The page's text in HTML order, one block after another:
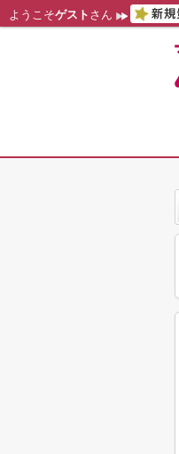
ようこそゲスト さん